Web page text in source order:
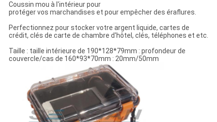
Coussin mou à l'intérieur pour
protéger vos marchandises et pour empêcher des éraflures.
Perfectionnez pour stocker votre argent liquide, cartes de
crédit, clés de carte de chambre d'hôtel, clés, téléphones et etc.
Taille : taille intérieure de 190*128*79mm : profondeur de
couvercle/cas de 160*93*70mm : 20mm/50mm